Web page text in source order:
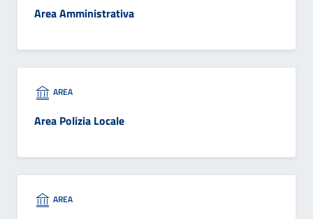
Area Amministrativa
AREA
Area Polizia Locale
AREA